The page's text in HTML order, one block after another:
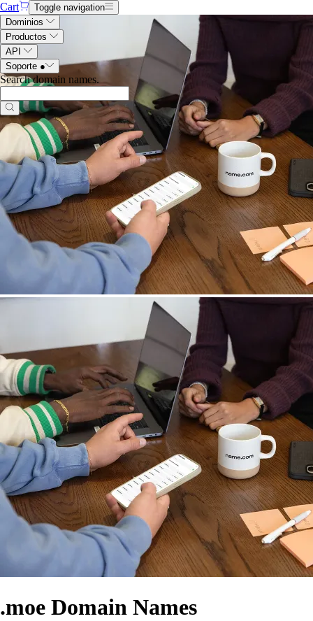
Cart
Toggle navigation
Dominios
Productos
API
Soporte ●
Search domain names.
.moe Domain Names